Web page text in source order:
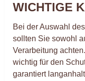
WICHTIGE
Bei der Auswahl
sollten Sie sowohl
Verarbeitung
wichtig für den
garantiert